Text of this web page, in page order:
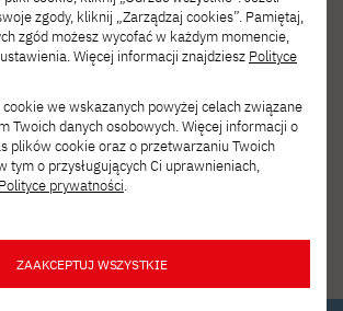
zgody, kliknij „Zarządzaj cookies”. Pamiętaj,
zgód możesz wycofać w każdym momencie,
Więcej informacji znajdziesz Polityce
we wskazanych powyżej celach związane
Twoich danych osobowych. Więcej informacji o
plików cookie oraz o przetwarzaniu Twoich
tym o przysługujących Ci uprawnieniach,
Polityce prywatności.
ZAAKCEPTUJ WSZYSTKIE